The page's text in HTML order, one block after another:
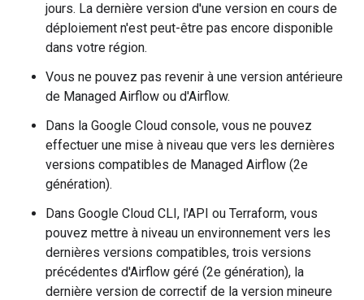
jours. La dernière version d'une version en cours de
déploiement n'est peut-être pas encore disponible
dans votre région.
Vous ne pouvez pas revenir à une version antérieure
de Managed Airflow ou d'Airflow.
Dans la Google Cloud console, vous ne pouvez
effectuer une mise à niveau que vers les dernières
versions compatibles de Managed Airflow (2e
génération).
Dans Google Cloud CLI, l'API ou Terraform, vous
pouvez mettre à niveau un environnement vers les
dernières versions compatibles, trois versions
précédentes d'Airflow géré (2e génération), la
dernière version de correctif de la version mineure